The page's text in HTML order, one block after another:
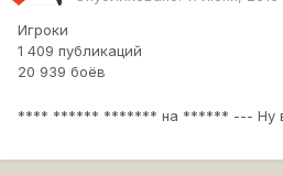
Игроки
1 409 публикаций
20 939 боёв
**** ****** ******* на ****** --- Ну